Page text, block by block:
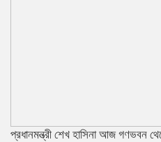
প্রধানমন্ত্রী শেখ হাসিনা আজ গণভবন